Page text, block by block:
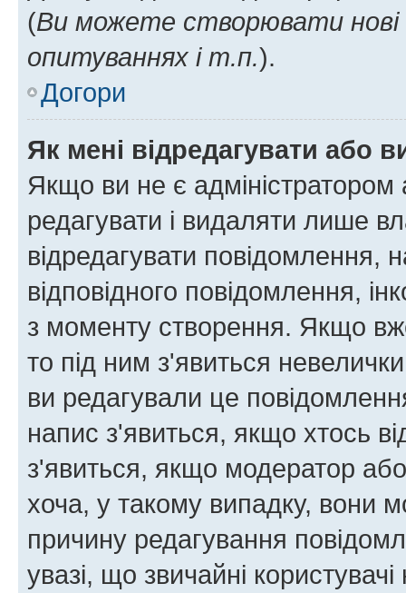
(Ви можете створювати
опитуваннях і т.п.).
Догори
Як мені відредагувати або
Якщо ви не є
редагувати і видаляти лише
відредагувати повідомлення,
відповідного повідомлення,
з моменту створення. Якщо
то під ним з'явиться
ви редагували це
напис з'явиться, якщо хтось
з'явиться, якщо модератор
хоча, у такому випадку, вони
причину редагування
увазі, що звичайні